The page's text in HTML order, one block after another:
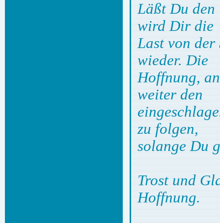
Läßt Du den
wird Dir die
Last von der
wieder. Die
Hoffnung,
weiter den
zu folgen,
solange Du
Trost und
Hoffnung.